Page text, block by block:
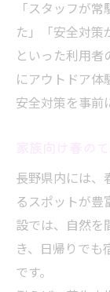
「スタッフが
た」「安全対策
といった利用者
にアウトドア体
安全対策を事前
長野県内には、
るスポットが豊
設では、自然を
き、日帰りでも
です。